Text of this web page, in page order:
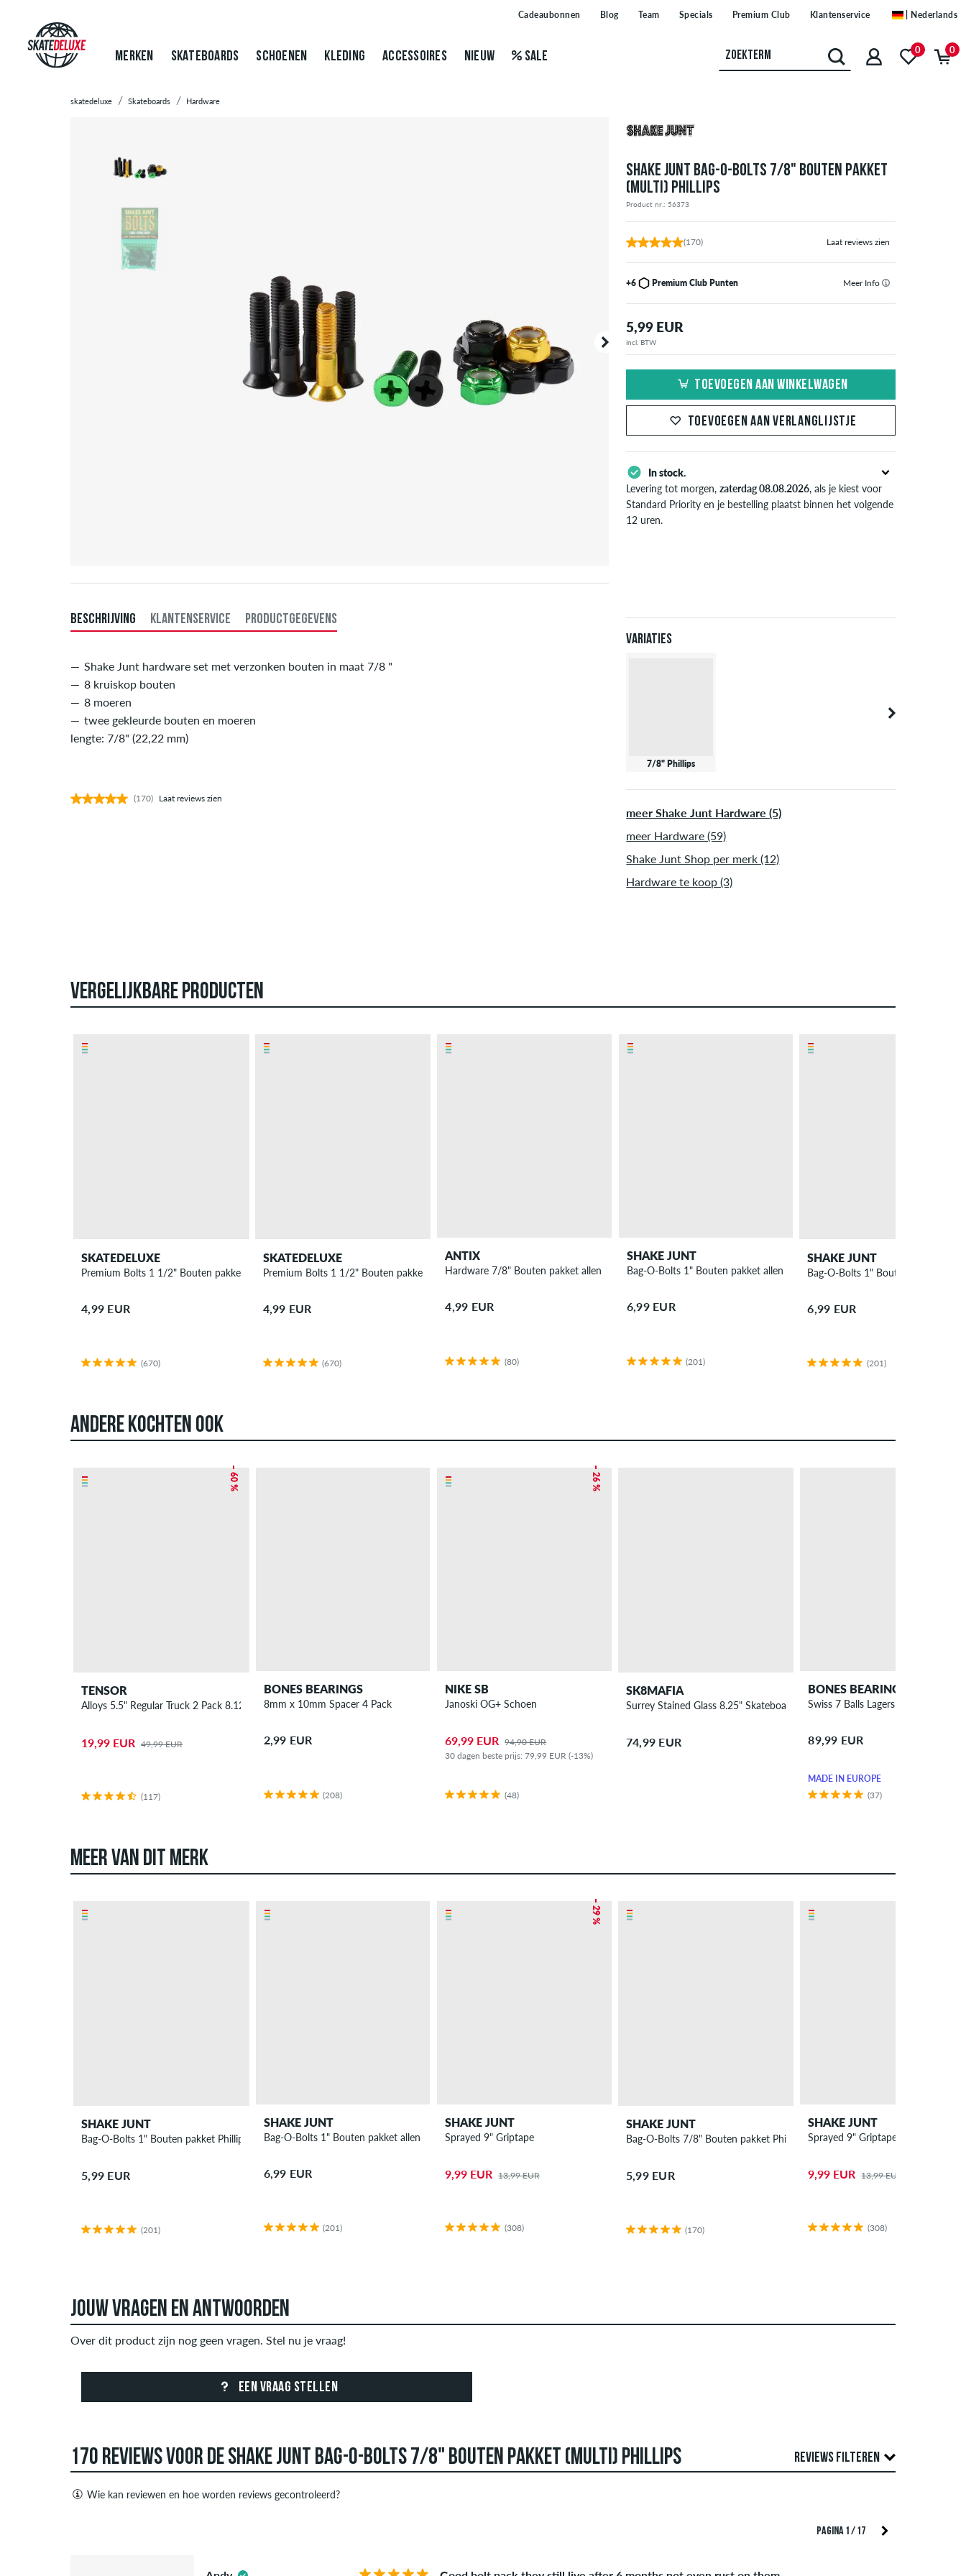
Cadeaubonnen Blog Team Specials Premium Club Klantenservice | Nederlands
MERKEN SKATEBOARDS SCHOENEN KLEDING ACCESSOIRES NIEUW SALE 0 0
skatedeluxe Skateboards Hardware
SHAKE JUNT BAG-O-BOLTS 7/8" BOUTEN PAKKET
(MULTI) PHILLIPS
Product nr.: 56373
(170) Laat reviews zien
+6 Premium Club Punten Meer Info
5,99 EUR
incl. BTW
TOEVOEGEN AAN WINKELWAGEN
TOEVOEGEN AAN VERLANGLIJSTJE
In stock.
Levering tot morgen,zaterdag 08.08.2026, als je kiest voor
Standard Priority en je bestelling plaatst binnen het volgende
12 uren.
Variaties
7/8" Phillips
BESCHRIJVING KLANTENSERVICE PRODUCTGEGEVENS
Shake Junt hardware set met verzonken bouten in maat 7/8 "
8 kruiskop bouten
8 moeren
twee gekleurde bouten en moeren
lengte: 7/8" (22,22 mm)
(170) Laat reviews zien
meer Shake Junt Hardware (5)
meer Hardware (59)
Shake Junt Shop per merk (12)
Hardware te koop (3)
VERGELIJKBARE PRODUCTEN
SKATEDELUXE
Premium Bolts 1 1/2" Bouten pakket allen
4,99 EUR
(670)
SKATEDELUXE
Premium Bolts 1 1/2" Bouten pakket allen
4,99 EUR
(670)
ANTIX
Hardware 7/8" Bouten pakket allen
4,99 EUR
(80)
SHAKE JUNT
Bag-O-Bolts 1" Bouten pakket allen
6,99 EUR
(201)
SHAKE JUNT
Bag-O-Bolts 1" Bouten pakket
6,99 EUR
(201)
ANDERE KOCHTEN OOK
– 60 %
TENSOR
Alloys 5.5" Regular Truck 2 Pack 8.125"
19,99 EUR 49,99 EUR
(117)
BONES BEARINGS
8mm x 10mm Spacer 4 Pack
2,99 EUR
(208)
– 26 %
NIKE SB
Janoski OG+ Schoen
69,99 EUR 94,90 EUR
30 dagen beste prijs: 79,99 EUR (-13%)
(48)
SK8MAFIA
Surrey Stained Glass 8.25" Skateboard Deck
74,99 EUR
BONES BEARINGS
Swiss 7 Balls Lagers
89,99 EUR
MADE IN EUROPE
(37)
MEER VAN DIT MERK
SHAKE JUNT
Bag-O-Bolts 1" Bouten pakket Phillips
5,99 EUR
(201)
SHAKE JUNT
Bag-O-Bolts 1" Bouten pakket allen
6,99 EUR
(201)
– 29 %
SHAKE JUNT
Sprayed 9" Griptape
9,99 EUR 13,99 EUR
(308)
SHAKE JUNT
Bag-O-Bolts 7/8" Bouten pakket Phillips
5,99 EUR
(170)
SHAKE JUNT
Sprayed 9" Griptape
9,99 EUR 13,99 EUR
(308)
JOUW VRAGEN EN ANTWOORDEN
Over dit product zijn nog geen vragen. Stel nu je vraag!
EEN VRAAG STELLEN
170 REVIEWS VOOR DE SHAKE JUNT BAG-O-BOLTS 7/8" BOUTEN PAKKET (MULTI) PHILLIPS
Wie kan reviewen en hoe worden reviews gecontroleerd?
negatieve recensies. Recensies met beledigende of obscene inhoud en recensies die de toepasselijke wetgeving of auteursrechten schenden en die spam en
REVIEWS FILTEREN
PAGINA 1 / 17